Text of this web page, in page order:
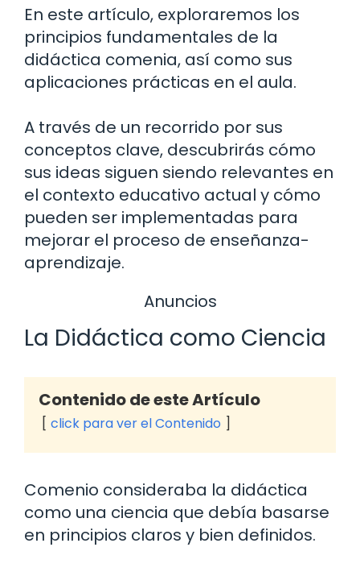
En este artículo, exploraremos los
principios fundamentales de la
didáctica comenia, así como sus
aplicaciones prácticas en el aula.
A través de un recorrido por sus
conceptos clave, descubrirás cómo
sus ideas siguen siendo relevantes en
el contexto educativo actual y cómo
pueden ser implementadas para
mejorar el proceso de enseñanza-
aprendizaje.
Anuncios
La Didáctica como Ciencia
Contenido de este Artículo
click para ver el Contenido
Comenio consideraba la didáctica
como una ciencia que debía basarse
en principios claros y bien definidos.